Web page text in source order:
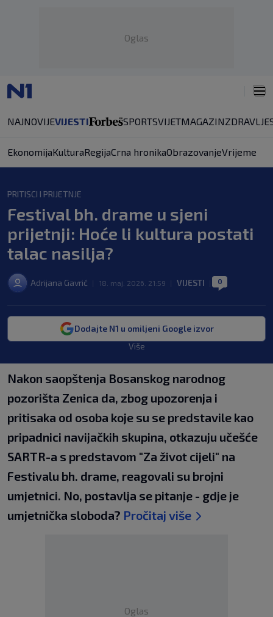
Oglas
NAJNOVIJEVIJESTI SPORTSVIJETMAGAZINZDRAVLJE
EkonomijaKulturaRegijaCrna hronikaObrazovanjeVrijeme
PRITISCI I PRIJETNJE
Festival bh. drame u sjeni
prijetnji: Hoće li kultura postati
talac nasilja?
Adrijana Gavrić 18. maj. 2026. 21:59 VIJESTI 0
Dodajte N1 u omiljeni Google izvor
Više
Nakon saopštenja Bosanskog narodnog
pozorišta Zenica da, zbog upozorenja i
pritisaka od osoba koje su se predstavile kao
pripadnici navijačkih skupina, otkazuju učešće
SARTR-a s predstavom "Za život cijeli" na
Festivalu bh. drame, reagovali su brojni
umjetnici. No, postavlja se pitanje - gdje je
umjetnička sloboda? Pročitaj više
Oglas